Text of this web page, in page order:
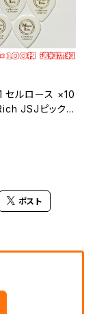
ルロース ×10
JSJピックタ
【送料込み】
ポスト